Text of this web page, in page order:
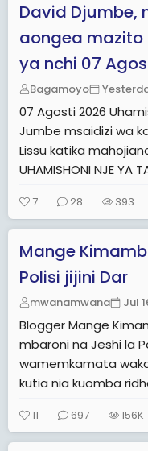
David Djumbe,
aongea mazito
ya nchi 07
Bagamoyo
07 Agosti 2026
Jumbe msaidizi wa
Lissu katika
UHAMISHONI NJE YA
7 28 393
Mange
Polisi jijini Dar
mwanamwana Jul
Blogger Mange
mbaroni na Jeshi la
wamemkamata
kutia nia kuomba
11 697 156K